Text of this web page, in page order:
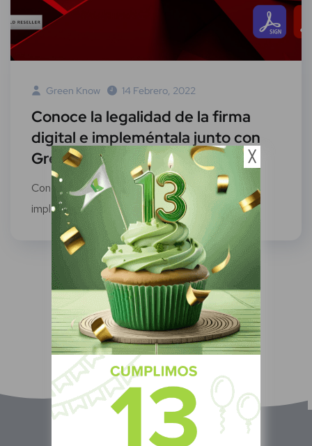
Green Know 14 Febrero, 2022
Conoce la legalidad de la firma
digital e impleméntala junto con
Green Know y Adobe Sign
Conoce la legalidad de la firma digital e
impleméntala junto con Green Know y...
╳